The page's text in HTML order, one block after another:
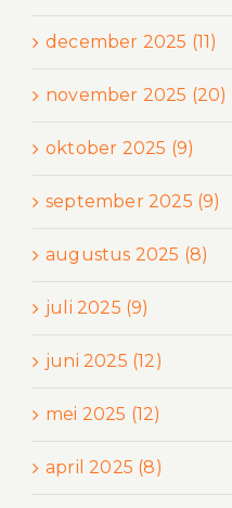
december 2025 (11)
november 2025 (20)
oktober 2025 (9)
september 2025 (9)
augustus 2025 (8)
juli 2025 (9)
juni 2025 (12)
mei 2025 (12)
april 2025 (8)